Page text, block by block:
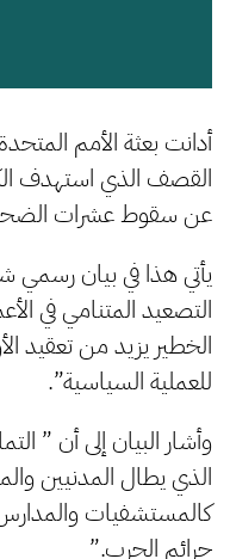
أدانت بعثة الأمم
القصف الذي استهدف
عن سقوط عشرات
يأتي هذا في بيان رسمي
التصعيد المتنامي في
الخطير يزيد من تعقيد
للعملية السياسية”.
وأشار البيان إلى أن ”
الذي يطال المدنيين
كالمستشفيات
جرائم الحرب.”